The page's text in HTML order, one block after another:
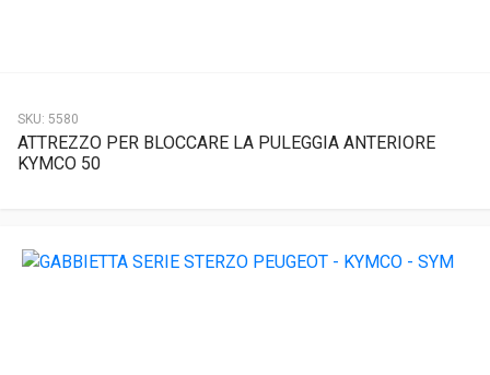
SKU: 5580
ATTREZZO PER BLOCCARE LA PULEGGIA ANTERIORE
KYMCO 50